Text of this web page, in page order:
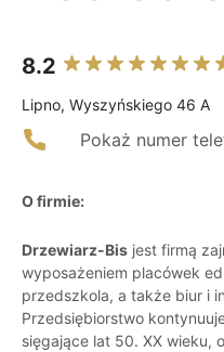
8.2
Lipno, Wyszyńskiego 46 A
Pokaż numer
O firmie:
Drzewiarz-Bis jest firmą
wyposażeniem placówek
przedszkola, a także biur i
Przedsiębiorstwo
sięgające lat 50. XX wieku,